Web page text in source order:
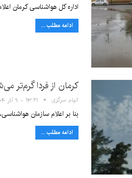
اداره کل هواشناسی کرمان اعلام کرد از روز سه‌شنبه ۱۱ آذر با افزایش تدریجی ابرناکی آسمان، احتمال
ادامه مطلب ...
کرمان از فردا گرم‌تر
الهام سرگزی ۱۳:۲۱ - ۹ آذر ۱۴۰۴
بنا بر اعلام سازمان
ادامه مطلب ...